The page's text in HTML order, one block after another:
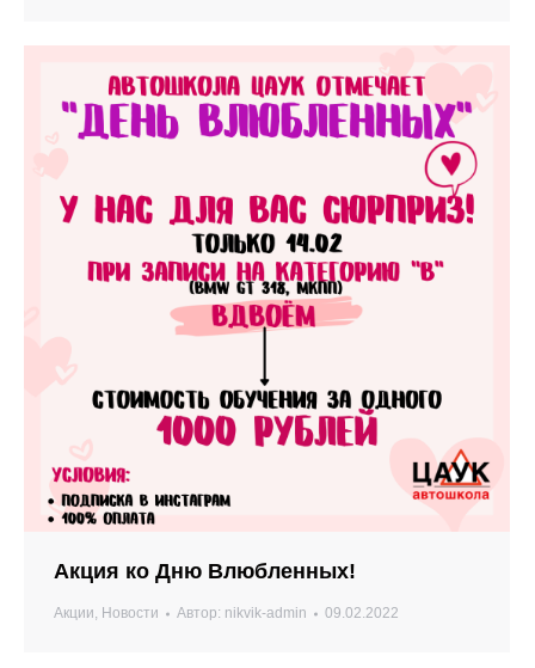
Акция ко Дню Влюбленных!
Акции, Новости Автор: nikvik-admin 09.02.2022